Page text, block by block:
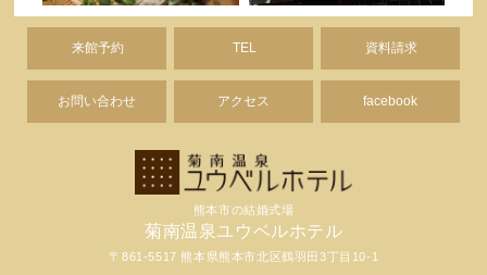
来館予約 TEL 資料請求
お問い合わせ アクセス facebook
熊本市の結婚式場
菊南温泉ユウベルホテル
〒861-5517 熊本県熊本市北区鶴羽田3丁目10-1